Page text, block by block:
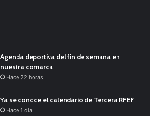
Agenda deportiva del fin de semana en
nuestra comarca
Hace 22 horas
Ya se conoce el calendario de Tercera RFEF
Hace 1 día